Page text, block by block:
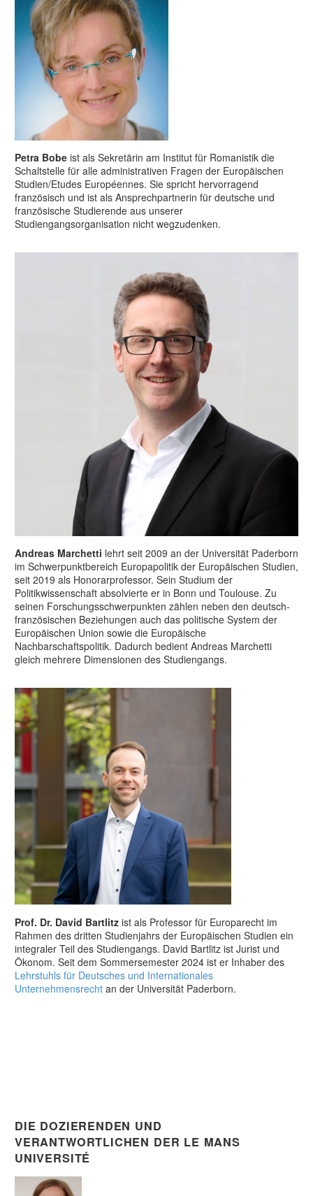
Petra Bobe ist als Sekretärin am Institut für Romanistik die
Schaltstelle für alle administrativen Fragen der Europäischen
Studien/Etudes Européennes. Sie spricht hervorragend
französisch und ist als Ansprechpartnerin für deutsche und
französische Studierende aus unserer
Studiengangsorganisation nicht wegzudenken.
Andreas Marchetti lehrt seit 2009 an der Universität Paderborn
im Schwerpunktbereich Europapolitik der Europäischen Studien,
seit 2019 als Honorarprofessor. Sein Studium der
Politikwissenschaft absolvierte er in Bonn und Toulouse. Zu
seinen Forschungsschwerpunkten zählen neben den deutsch-
französischen Beziehungen auch das politische System der
Europäischen Union sowie die Europäische
Nachbarschaftspolitik. Dadurch bedient Andreas Marchetti
gleich mehrere Dimensionen des Studiengangs.
Prof. Dr. David Bartlitz ist als Professor für Europarecht im
Rahmen des dritten Studienjahrs der Europäischen Studien ein
integraler Teil des Studiengangs. David Bartlitz ist Jurist und
Ökonom. Seit dem Sommersemester 2024 ist er Inhaber des
Lehrstuhls für Deutsches und Internationales
Unternehmensrecht an der Universität Paderborn.
DIE DOZIERENDEN UND
VERANTWORTLICHEN DER LE MANS
UNIVERSITÉ